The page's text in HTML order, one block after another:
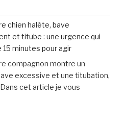
»
chien halète, bave
et titube : une urgence qui
15 minutes pour agir
compagnon montre un
excessive et une titubation,
cet article je vous